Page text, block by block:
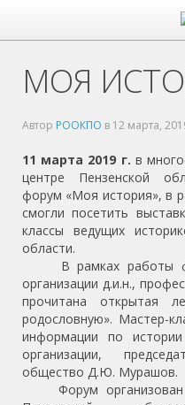
МОЯ
Автор РООКПО в 12 марта,
11 марта 2019 г. в
центре Пензенской
форум «Моя история», в
смогли посетить
классы ведущих
области.
В рамках работы
организации д.и.н.,
прочитана открытая
родословную». Мастер-
информации по
организации,
общество Д.Ю. Мурашов.
Форум организован